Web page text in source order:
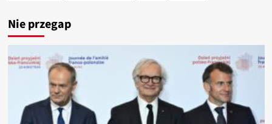
Nie przegap